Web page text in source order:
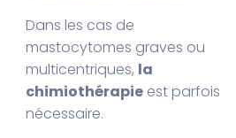
Dans les cas de
mastocytomes graves ou
multicentriques, la
chimiothérapie est parfois
nécessaire.